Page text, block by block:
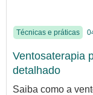
Técnicas e práticas
Ventosaterapia
detalhado
Saiba como a